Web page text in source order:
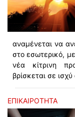
αναμένεται να
στο εσωτερικό,
νέα κίτρινη
βρίσκεται σε
ΕΠΙΚΑΙΡΟΤΗΤΑ